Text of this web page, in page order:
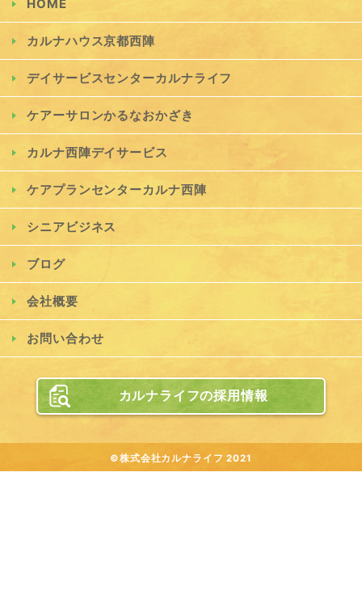
HOME
カルナハウス京都西陣
デイサービスセンターカルナライフ
ケアーサロンかるなおかざき
カルナ西陣デイサービス
ケアプランセンターカルナ西陣
シニアビジネス
ブログ
会社概要
お問い合わせ
カルナライフの採用情報
©株式会社カルナライフ 2021